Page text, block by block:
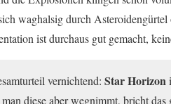
waghalsig durch
ist durchaus gut gemacht,
vernichtend: Star Horizon
diese aber wegnimmt, bricht